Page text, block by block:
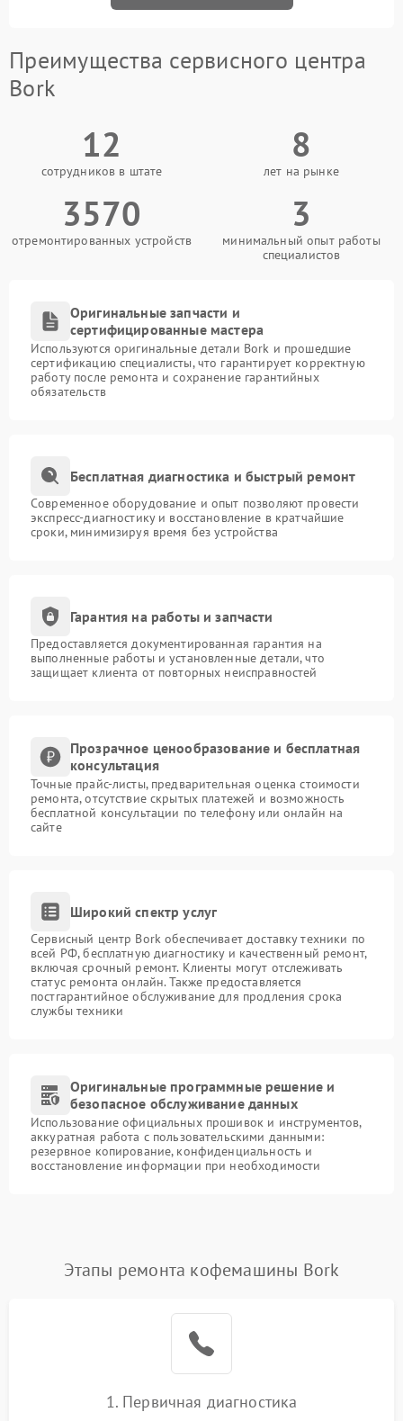
Преимущества сервисного центра
Bork
12
сотрудников в штате
8
лет на рынке
3570
отремонтированных устройств
3
минимальный опыт работы
специалистов
Оригинальные запчасти и
сертифицированные мастера
Используются оригинальные детали Bork и прошедшие
сертификацию специалисты, что гарантирует корректную
работу после ремонта и сохранение гарантийных
обязательств
Бесплатная диагностика и быстрый ремонт
Современное оборудование и опыт позволяют провести
экспресс-диагностику и восстановление в кратчайшие
сроки, минимизируя время без устройства
Гарантия на работы и запчасти
Предоставляется документированная гарантия на
выполненные работы и установленные детали, что
защищает клиента от повторных неисправностей
Прозрачное ценообразование и бесплатная
консультация
Точные прайс-листы, предварительная оценка стоимости
ремонта, отсутствие скрытых платежей и возможность
бесплатной консультации по телефону или онлайн на
сайте
Широкий спектр услуг
Сервисный центр Bork обеспечивает доставку техники по
всей РФ, бесплатную диагностику и качественный ремонт,
включая срочный ремонт. Клиенты могут отслеживать
статус ремонта онлайн. Также предоставляется
постгарантийное обслуживание для продления срока
службы техники
Оригинальные программные решение и
безопасное обслуживание данных
Использование официальных прошивок и инструментов,
аккуратная работа с пользовательскими данными:
резервное копирование, конфиденциальность и
восстановление информации при необходимости
Этапы ремонта кофемашины Bork
1. Первичная диагностика